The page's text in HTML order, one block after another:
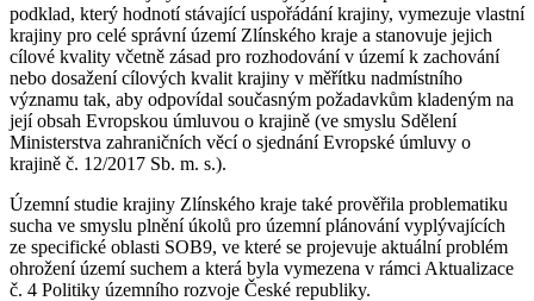
podklad, který hodnotí stávající uspořádání krajiny, vymezuje vlastní
krajiny pro celé správní území Zlínského kraje a stanovuje jejich
cílové kvality včetně zásad pro rozhodování v území k zachování
nebo dosažení cílových kvalit krajiny v měřítku nadmístního
významu tak, aby odpovídal současným požadavkům kladeným na
její obsah Evropskou úmluvou o krajině (ve smyslu Sdělení
Ministerstva zahraničních věcí o sjednání Evropské úmluvy o
krajině č. 12/2017 Sb. m. s.).
Územní studie krajiny Zlínského kraje také prověřila problematiku
sucha ve smyslu plnění úkolů pro územní plánování vyplývajících
ze specifické oblasti SOB9, ve které se projevuje aktuální problém
ohrožení území suchem a která byla vymezena v rámci Aktualizace
č. 4 Politiky územního rozvoje České republiky.